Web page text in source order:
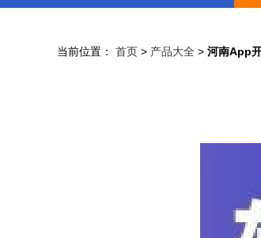
当前位置： 首页 > 产品大全 > 河南App